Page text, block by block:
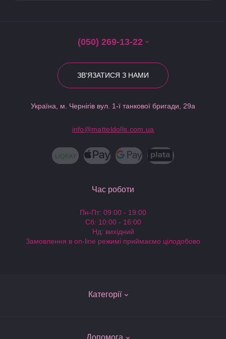
(050) 269-13-22
ЗВ'ЯЗАТИСЯ З НАМИ
Україна, м. Чернігів вул. 1-ї танкової бригади, 29а
info@matteldolls.com.ua
Категорії
Допомога
Час роботи
Пн-Пт: 09:00 - 19:00
Сб: 10:00 - 16:00
Нд: вихідний
Замовлення в on-line режимі приймаємо цілодобово